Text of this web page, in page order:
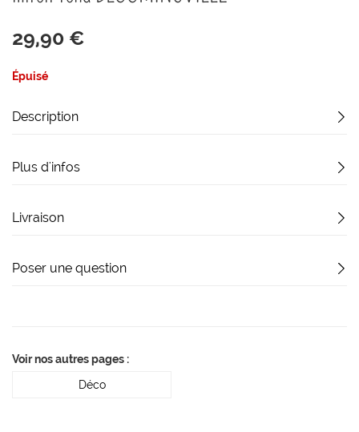
début
la
d’images
29,90 €
Épuisé
Description
Plus d'infos
Livraison
Poser une question
Voir nos autres pages :
Déco